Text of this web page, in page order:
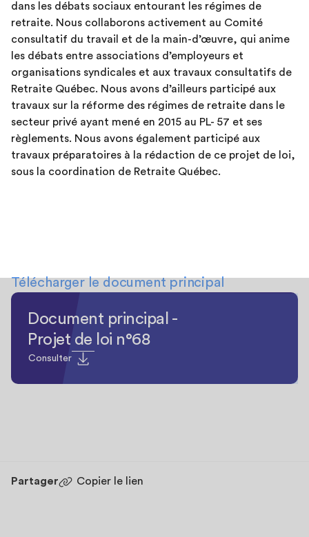
dans les débats sociaux entourant les régimes de
retraite. Nous collaborons activement au Comité
consultatif du travail et de la main-d’œuvre, qui anime
les débats entre associations d’employeurs et
organisations syndicales et aux travaux consultatifs de
Retraite Québec. Nous avons d’ailleurs participé aux
travaux sur la réforme des régimes de retraite dans le
secteur privé ayant mené en 2015 au PL- 57 et ses
règlements. Nous avons également participé aux
travaux préparatoires à la rédaction de ce projet de loi,
sous la coordination de Retraite Québec.
Télécharger le document principal
Document principal -
Projet de loi n°68
Consulter
Partager Copier le lien